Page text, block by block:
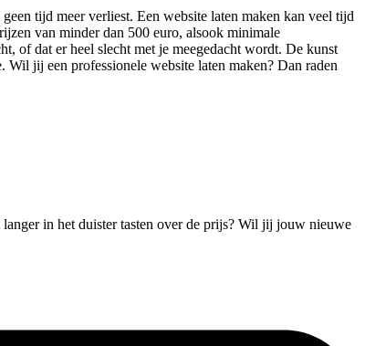
tijd meer verliest. Een website laten maken kan veel tijd
van minder dan 500 euro, alsook minimale
of dat er heel slecht met je meegedacht wordt. De kunst
jij een professionele website laten maken? Dan raden
in het duister tasten over de prijs? Wil jij jouw nieuwe